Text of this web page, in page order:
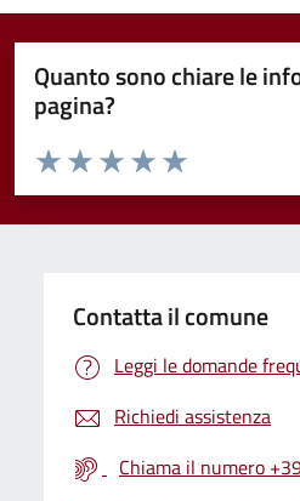
Quanto sono chiare le
pagina?
Valuta da 1 a 5 stelle la pagina
Valuta 5 stelle
Valuta 4 stelle su 5
Valuta 3 stelle su 5
Valuta 2 stelle su 5
Valuta 1 stelle su 5
Contatta il comune
Leggi le domande
Richiedi assistenza
Chiama il numero